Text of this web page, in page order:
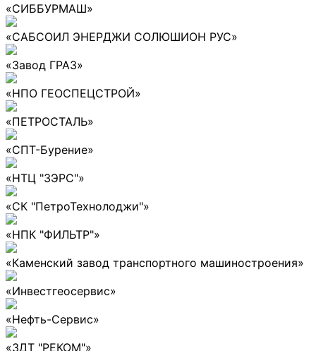
«СИББУРМАШ»
«САБСОИЛ ЭНЕРДЖИ СОЛЮШИОН РУС»
«Завод ГРАЗ»
«НПО ГЕОСПЕЦСТРОЙ»
«ПЕТРОСТАЛЬ»
«СПТ-Бурение»
«НТЦ "ЗЭРС"»
«СК "ПетроТехнолоджи"»
«НПК "ФИЛЬТР"»
«Каменский завод транспортного машиностроения»
«Инвестгеосервис»
«Нефть-Сервис»
«ЗДТ "РЕКОМ"»